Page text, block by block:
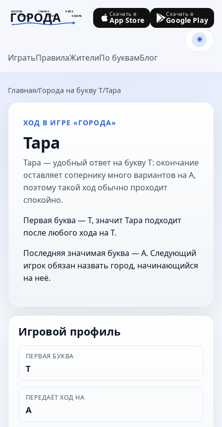
МОСКВА САМАРА
ОМСК
ТУЛА
СОЧИ КАЗАНЬ
ГОРОДА
goroda-na.ru
ИгратьПравилаЖителиПо буквамБлог
Скачать в
App Store
Скачать в
Google Play
Главная Города на букву Т Тара
ХОД В ИГРЕ «ГОРОДА»
Тара
Тара — удобный ответ на букву Т: окончание
оставляет сопернику много вариантов на А,
поэтому такой ход обычно проходит
спокойно.
Первая буква — Т, значит Тара подходит
после любого хода на Т.
Последняя значимая буква — А. Следующий
игрок обязан назвать город, начинающийся
на неё.
Игровой профиль
ПЕРВАЯ БУКВА
Т
ПЕРЕДАЁТ ХОД НА
А